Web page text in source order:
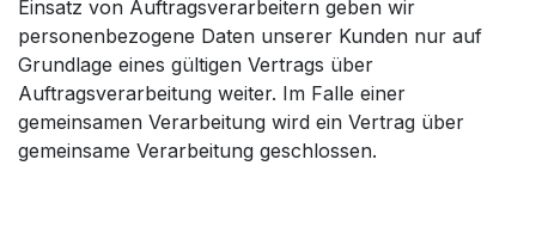
Einsatz von Auftragsverarbeitern geben wir
personenbezogene Daten unserer Kunden nur auf
Grundlage eines gültigen Vertrags über
Auftragsverarbeitung weiter. Im Falle einer
gemeinsamen Verarbeitung wird ein Vertrag über
gemeinsame Verarbeitung geschlossen.